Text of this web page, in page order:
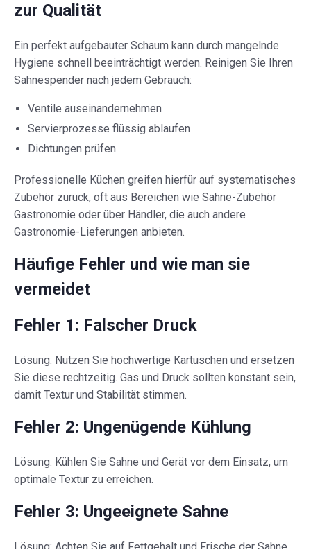
zur Qualität
Ein perfekt aufgebauter Schaum kann durch mangelnde
Hygiene schnell beeinträchtigt werden. Reinigen Sie Ihren
Sahnespender nach jedem Gebrauch:
Ventile auseinandernehmen
Servierprozesse flüssig ablaufen
Dichtungen prüfen
Professionelle Küchen greifen hierfür auf systematisches
Zubehör zurück, oft aus Bereichen wie Sahne-Zubehör
Gastronomie oder über Händler, die auch andere
Gastronomie-Lieferungen anbieten.
Häufige Fehler und wie man sie
vermeidet
Fehler 1: Falscher Druck
Lösung: Nutzen Sie hochwertige Kartuschen und ersetzen
Sie diese rechtzeitig. Gas und Druck sollten konstant sein,
damit Textur und Stabilität stimmen.
Fehler 2: Ungenügende Kühlung
Lösung: Kühlen Sie Sahne und Gerät vor dem Einsatz, um
optimale Textur zu erreichen.
Fehler 3: Ungeeignete Sahne